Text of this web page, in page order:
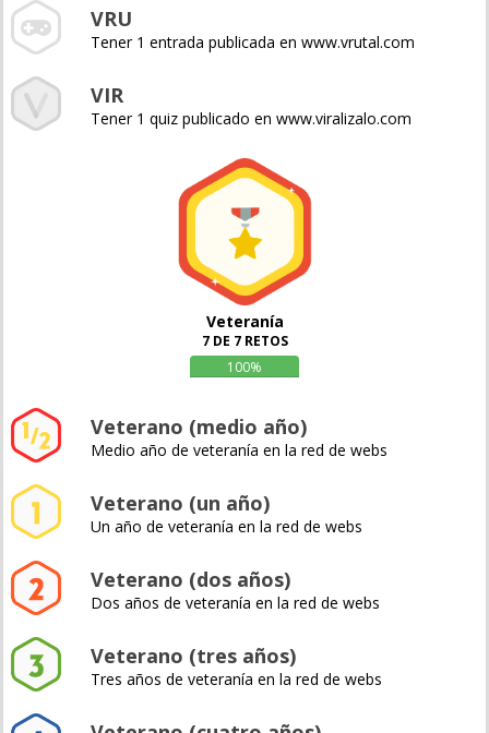
VRU
Tener 1 entrada publicada en www.vrutal.com
VIR
Tener 1 quiz publicado en www.viralizalo.com
Veteranía
7 DE 7 RETOS
100%
Veterano (medio año)
Medio año de veteranía en la red de webs
Veterano (un año)
Un año de veteranía en la red de webs
Veterano (dos años)
Dos años de veteranía en la red de webs
Veterano (tres años)
Tres años de veteranía en la red de webs